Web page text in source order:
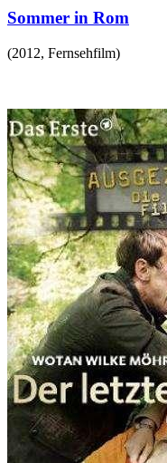
Sommer in Rom
(2012, Fernsehfilm)